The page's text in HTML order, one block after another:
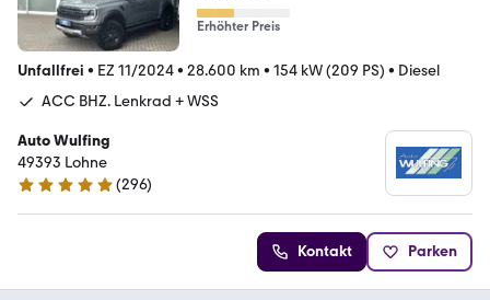
Erhöhter Preis
Unfallfrei • EZ 11/2024• 28.600 km • 154 kW (209 PS) • Diesel
ACC BHZ. Lenkrad + WSS
Auto Wulfing
49393 Lohne
5 Sterne
(296)
Kontakt Parken